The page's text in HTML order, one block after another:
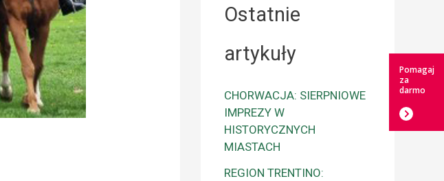
Ostatnie
artykuły
CHORWACJA: SIERPNIOWE
IMPREZY W
HISTORYCZNYCH
MIASTACH
REGION TRENTINO:
Pomagaj
za
darmo